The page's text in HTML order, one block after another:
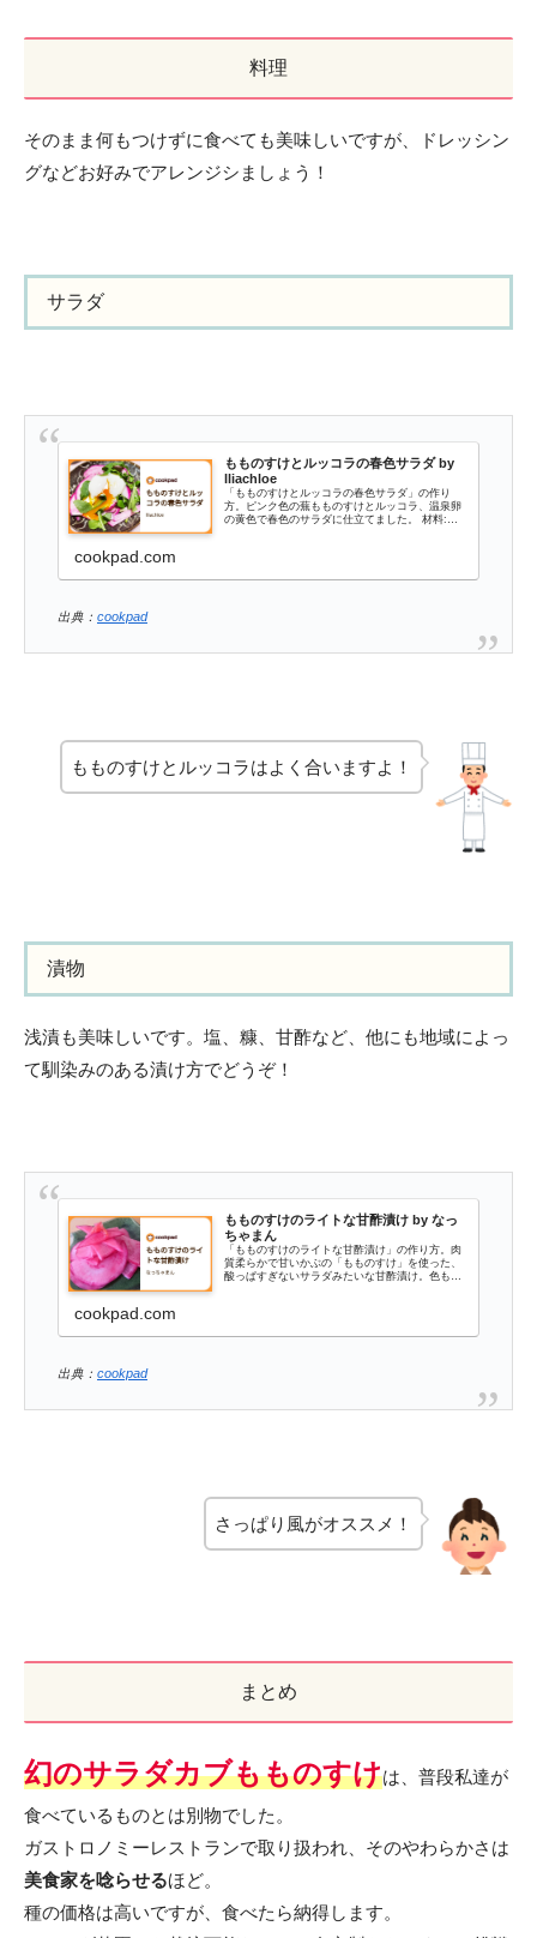
料理
そのまま何もつけずに食べても美味しいですが、ドレッシン
グなどお好みでアレンジシましょう！
サラダ
もものすけとルッコラの春色サラダ by
lliachloe
「もものすけとルッコラの春色サラダ」の作り
方。ピンク色の蕪もものすけとルッコラ、温泉卵
の黄色で春色のサラダに仕立てました。 材料:
cookpad.com
出典： cookpad
もものすけとルッコラはよく合いますよ！
漬物
浅漬も美味しいです。塩、糠、甘酢など、他にも地域によっ
て馴染みのある漬け方でどうぞ！
もものすけのライトな甘酢漬け by なっ
ちゃまん
「もものすけのライトな甘酢漬け」の作り方。肉
質柔らかで甘いかぶの「もものすけ」を使った、
酸っぱすぎないサラダみたいな甘酢漬け。色も鮮
cookpad.com
出典： cookpad
さっぱり風がオススメ！
まとめ
幻のサラダカブもものすけは、普段私達が
食べているものとは別物でした。
ガストロノミーレストランで取り扱われ、そのやわらかさは
美食家を唸らせるほど。
種の価格は高いですが、食べたら納得します。